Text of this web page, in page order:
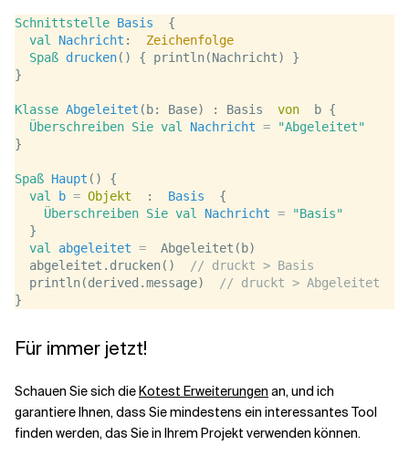
Schnittstelle Basis
  {
val
Nachricht : Zeichenfolge
Spaß drucken() { println(Nachricht) }
}
Klasse Abgeleitet (b: Base) : Basis von
  b {
Überschreiben Sie val Nachricht =
"Abgeleitet"
}
Spaß Haupt () {
val
b = Objekt
  :
Basis
  {
Überschreiben Sie val Nachricht =
"Basis"
  }
val
abgeleitet =
  Abgeleitet(b)
  abgeleitet.drucken()
// druckt > Basis
  println(derived.message)
// druckt > Abgeleitet
}
Für immer jetzt!
Schauen Sie sich dieKotest Erweiterungen an, und ich
garantiere Ihnen, dass Sie mindestens ein interessantes Tool
finden werden, das Sie in Ihrem Projekt verwenden können.